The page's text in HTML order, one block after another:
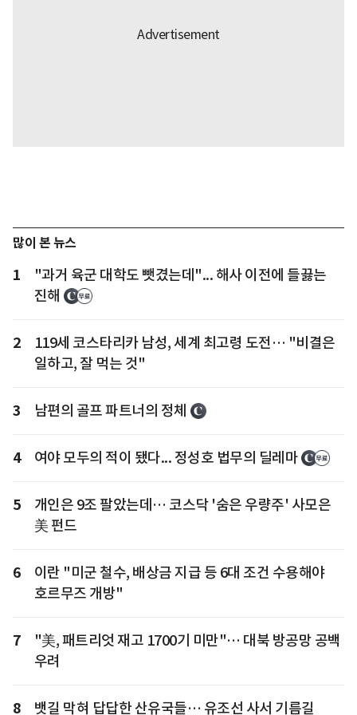
많이 본 뉴스
1
"과거 육군 대학도 뺏겼는데"... 해사 이전에 들끓는
진해
2
119세 코스타리카 남성, 세계 최고령 도전… "비결은
일하고, 잘 먹는 것"
3 남편의 골프 파트너의 정체
4 여야 모두의 적이 됐다... 정성호 법무의 딜레마
5
개인은 9조 팔았는데… 코스닥 '숨은 우량주' 사모은
美 펀드
6
이란 "미군 철수, 배상금 지급 등 6대 조건 수용해야
호르무즈 개방"
7
"美, 패트리엇 재고 1700기 미만"… 대북 방공망 공백
우려
8 뱃길 막혀 답답한 산유국들… 유조선 사서 기름길